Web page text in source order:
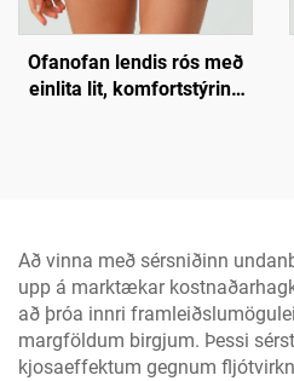
Ofanofan lendis rós með
einlita lit, komfortstýring
Að vinna með sérsniðinn
upp á marktækar
að þróa innri
margföldum birgjum. Þessi
kjosaeffektum gegnum